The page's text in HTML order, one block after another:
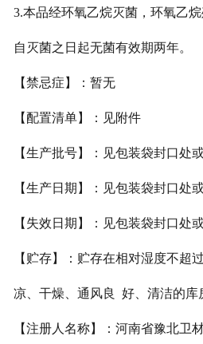
3.本品经环氧乙烷灭菌，环氧乙
自灭菌之日起无菌有效期两年。
【禁忌症】：暂无
【配置清单】：见附件
【生产批号】：见包装袋封口处
【生产日期】：见包装袋封口处
【失效日期】：见包装袋封口处
【贮存】：贮存在相对湿度不超过
凉、干燥、通风良 好、清洁的库
【注册人名称】：河南省豫北卫